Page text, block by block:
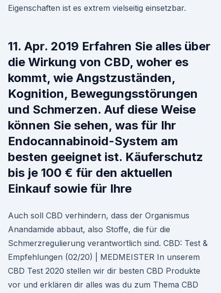
Eigenschaften ist es extrem vielseitig einsetzbar.
11. Apr. 2019 Erfahren Sie alles über
die Wirkung von CBD, woher es
kommt, wie Angstzuständen,
Kognition, Bewegungsstörungen
und Schmerzen. Auf diese Weise
können Sie sehen, was für Ihr
Endocannabinoid-System am
besten geeignet ist. Käuferschutz
bis je 100 € für den aktuellen
Einkauf sowie für Ihre
Auch soll CBD verhindern, dass der Organismus
Anandamide abbaut, also Stoffe, die für die
Schmerzregulierung verantwortlich sind. CBD: Test &
Empfehlungen (02/20) | MEDMEISTER In unserem
CBD Test 2020 stellen wir dir besten CBD Produkte
vor und erklären dir alles was du zum Thema CBD